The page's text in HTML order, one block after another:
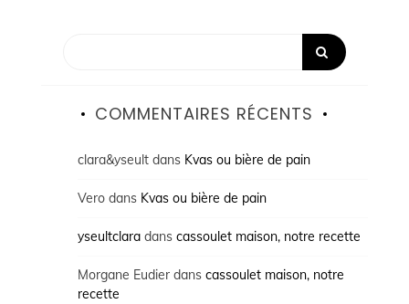
COMMENTAIRES RÉCENTS
clara&yseultdans Kvas ou bière de pain
Verodans Kvas ou bière de pain
yseultclaradans cassoulet maison, notre recette
Morgane Eudierdans cassoulet maison, notre
recette